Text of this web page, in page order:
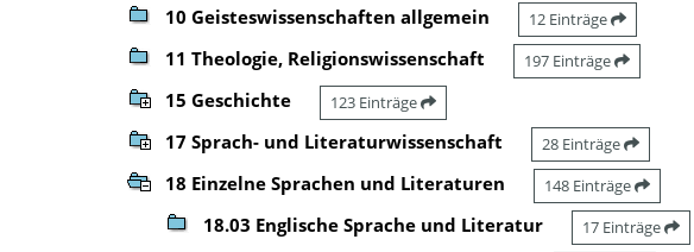
10 Geisteswissenschaften allgemein 12 Einträge
11 Theologie, Religionswissenschaft 197 Einträge
15 Geschichte 123 Einträge
17 Sprach- und Literaturwissenschaft 28 Einträge
18 Einzelne Sprachen und Literaturen 148 Einträge
18.03 Englische Sprache und Literatur 17 Einträge